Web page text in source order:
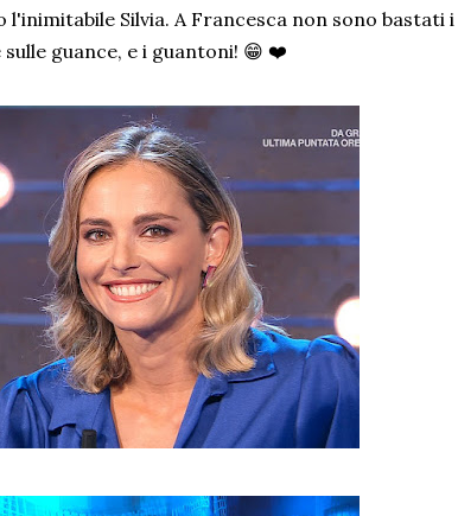
Silvia. A Francesca non sono bastati i
guance, e i guantoni! 😁 ❤️